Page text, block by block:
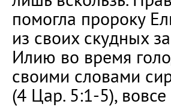
помогла пророку
из своих скудных
Илию во время
своими словами
(4 Цар. 5:1-5),